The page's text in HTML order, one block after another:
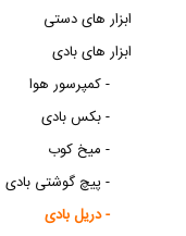
ابزار های دستی
ابزار های بادی
کمپرسور هوا -
بکس بادی -
میخ کوب -
پیچ گوشتی بادی -
دریل بادی -